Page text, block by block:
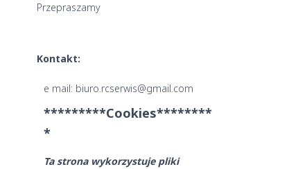
Przepraszamy
Kontakt:
e mail: biuro.rcserwis@gmail.com
*********Cookies********
*
Ta strona wykorzystuje pliki